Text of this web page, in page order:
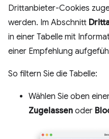
Drittanbieter-Cookies
werden. Im Abschnitt
in einer Tabelle mit
einer Empfehlung
So filtern Sie die Tabelle:
Wählen Sie oben
Zugelassen oder